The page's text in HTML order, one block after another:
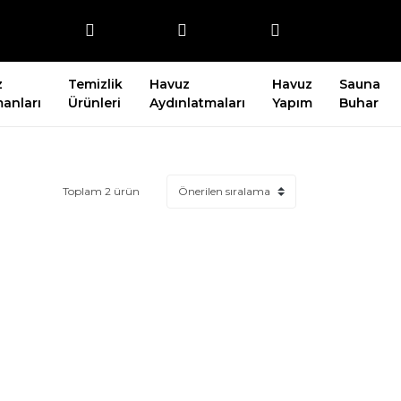
Temizlik
Ürünleri
Havuz
Aydınlatmaları
Havuz
Yapım
Sauna
Buhar
Toplam 2 ürün